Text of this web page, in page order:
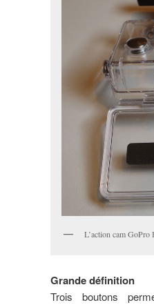
L’action cam
Grande définition
Trois boutons